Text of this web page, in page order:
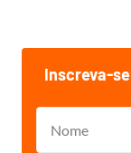
Inscreva-se